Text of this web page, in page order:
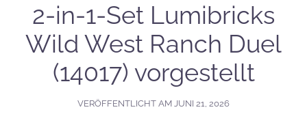
2-in-1-Set Lumibricks
Wild West Ranch Duel
(14017) vorgestellt
VERÖFFENTLICHT AM JUNI 21, 2026